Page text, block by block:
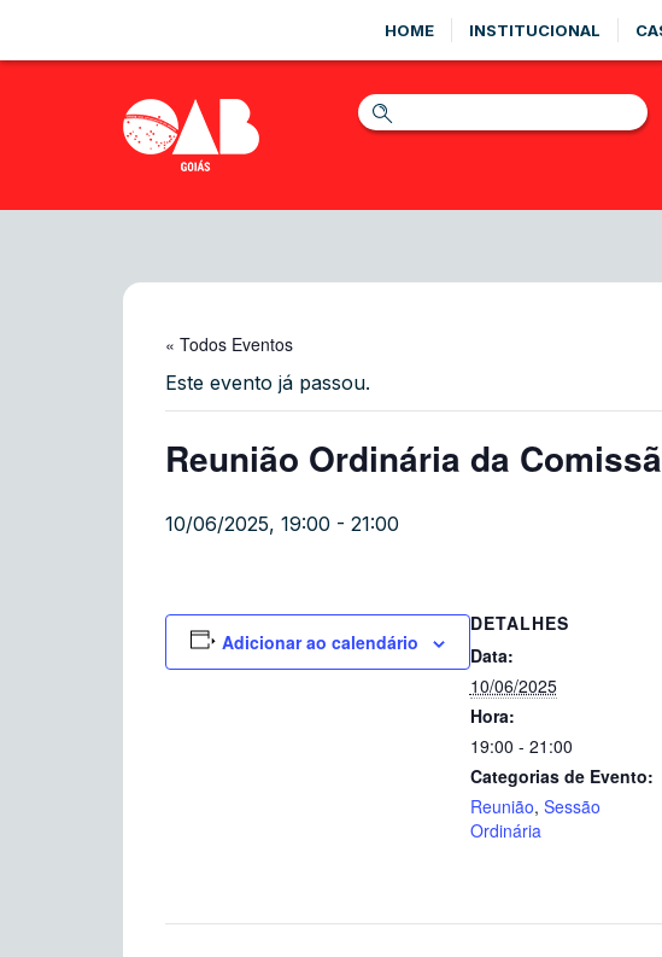
HOME INSTITUCIONAL
« Todos Eventos
Este evento já passou.
Reunião Ordinária da
10/06/2025, 19:00 - 21:00
Adicionar ao calendário
DETALHES
Data:
10/06/2025
Hora:
19:00 - 21:00
Categorias de Evento:
Reunião, Sessão
Ordinária